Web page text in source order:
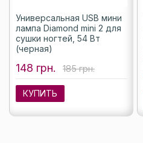
Универсальная USB мини
лампа Diamond mini 2 для
сушки ногтей, 54 Вт
(черная)
148 грн. 185 грн.
КУПИТЬ